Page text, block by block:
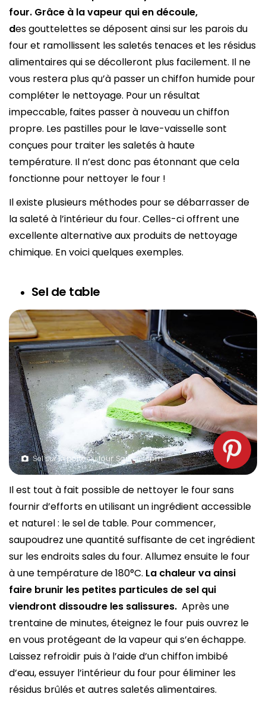
four. Grâce à la vapeur qui en découle,
des gouttelettes se déposent ainsi sur les parois du
four et ramollissent les saletés tenaces et les résidus
alimentaires qui se décolleront plus facilement. Il ne
vous restera plus qu’à passer un chiffon humide pour
compléter le nettoyage. Pour un résultat
impeccable, faites passer à nouveau un chiffon
propre. Les pastilles pour le lave-vaisselle sont
conçues pour traiter les saletés à haute
température. Il n’est donc pas étonnant que cela
fonctionne pour nettoyer le four !
Il existe plusieurs méthodes pour se débarrasser de
la saleté à l’intérieur du four. Celles-ci offrent une
excellente alternative aux produits de nettoyage
chimique. En voici quelques exemples.
Sel de table
Sel sur la porte du four. Source : spm
Il est tout à fait possible de nettoyer le four sans
fournir d’efforts en utilisant un ingrédient accessible
et naturel : le sel de table. Pour commencer,
saupoudrez une quantité suffisante de cet ingrédient
sur les endroits sales du four. Allumez ensuite le four
à une température de 180°C. La chaleur va ainsi
faire brunir les petites particules de sel qui
viendront dissoudre les salissures. Après une
trentaine de minutes, éteignez le four puis ouvrez le
en vous protégeant de la vapeur qui s’en échappe.
Laissez refroidir puis à l’aide d’un chiffon imbibé
d’eau, essuyer l’intérieur du four pour éliminer les
résidus brûlés et autres saletés alimentaires.